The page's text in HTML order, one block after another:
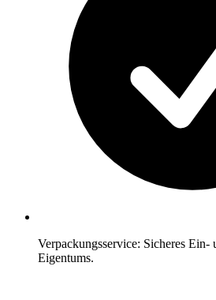
Verpackungsservice: Sicheres Ein-
Eigentums.